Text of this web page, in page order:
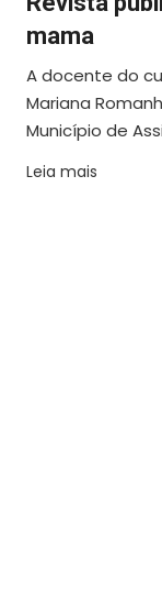
mama
A docente do
Mariana
Município de
Leia mais